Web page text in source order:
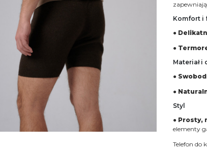
Komfort i
●
●
Materiał i
●
●
Styl
● Prosty,
elementy
Telefon do